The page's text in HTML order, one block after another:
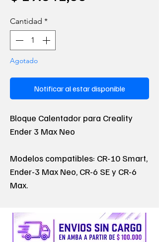
Cantidad *
Agotado
Notificar al estar disponible
Bloque Calentador para Creality
Ender 3 Max Neo
Modelos compatibles: CR-10 Smart,
Ender-3 Max Neo, CR-6 SE y CR-6
Max.